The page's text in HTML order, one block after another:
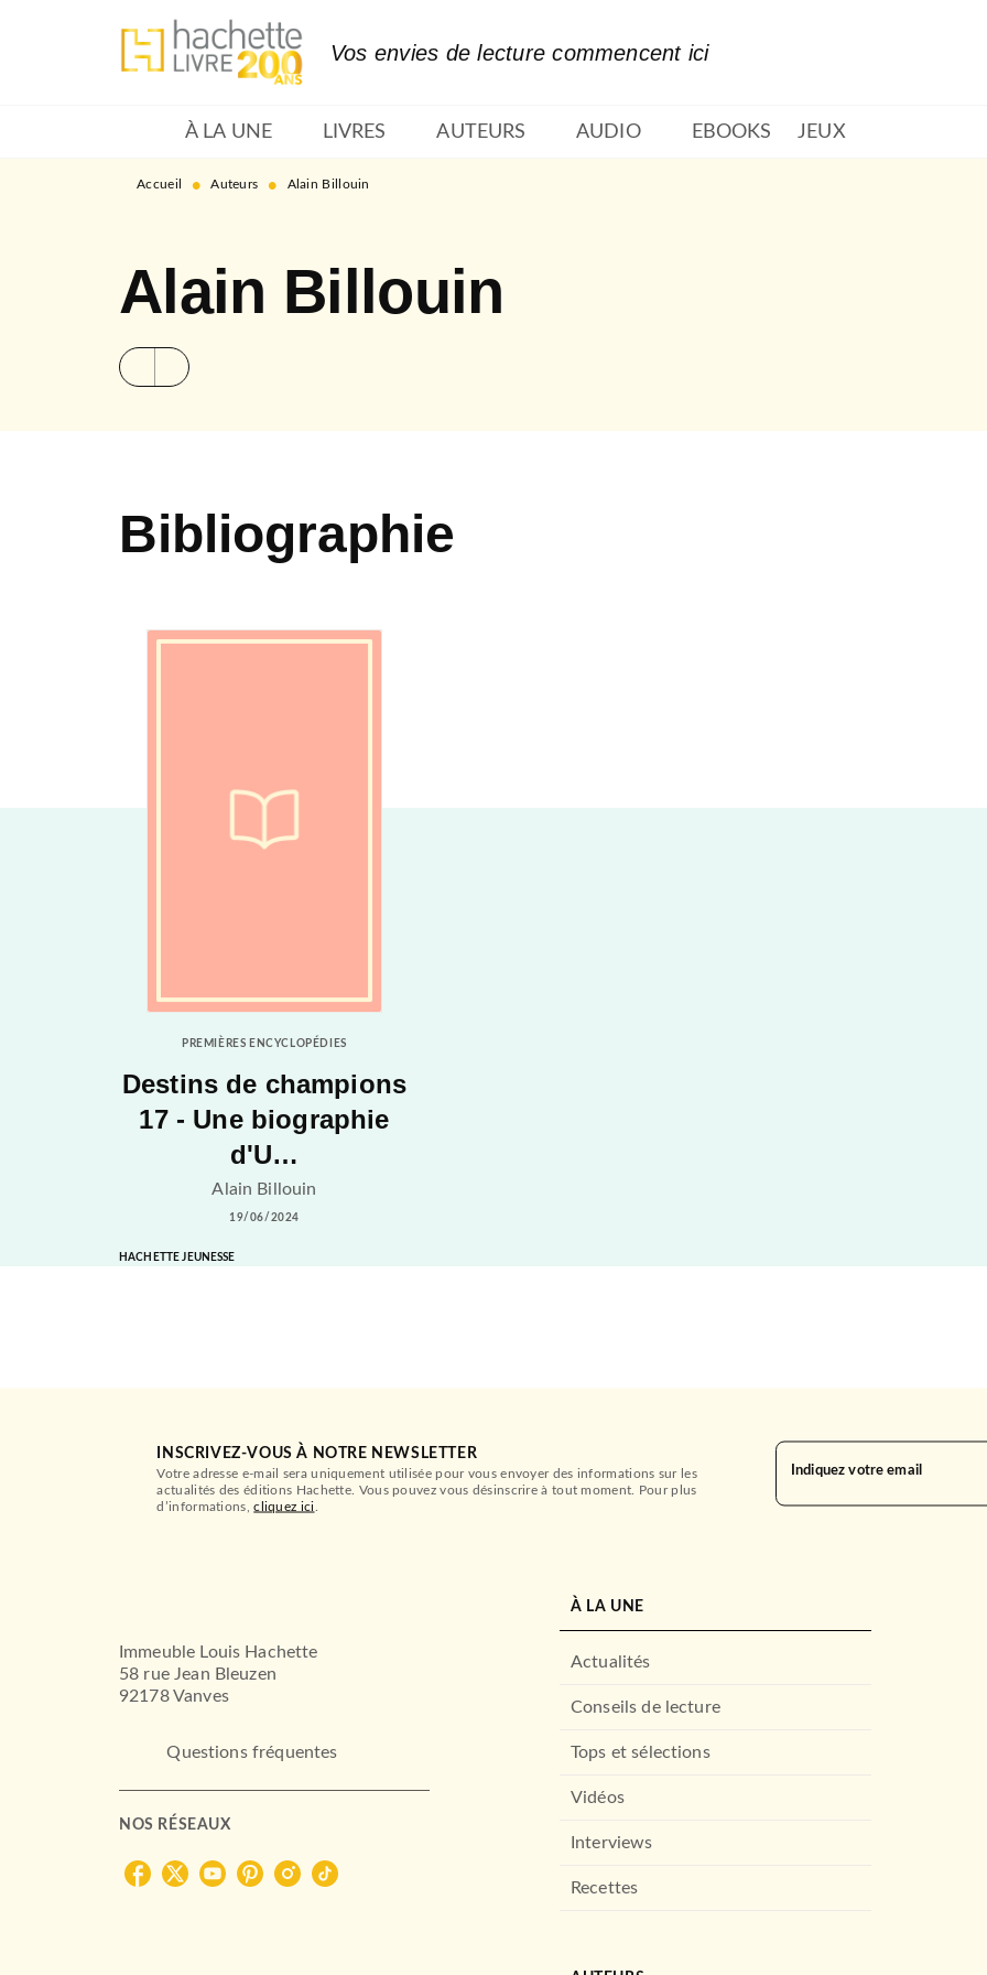
MENU RECHERCHE
Vos envies de lecture commencent ici
À LA UNE LIVRES AUTEURS AUDIO EBOOKS JEUX
Accueil • Auteurs • Alain Billouin
Alain Billouin
Bibliographie
PREMIÈRES ENCYCLOPÉDIES
Destins de champions
17 - Une biographie
d'U…
Alain Billouin
19/06/2024
HACHETTE JEUNESSE
INSCRIVEZ-VOUS À NOTRE NEWSLETTER
Votre adresse e-mail sera uniquement utilisée pour vous envoyer des informations sur les
actualités des éditions Hachette. Vous pouvez vous désinscrire à tout moment. Pour plus
d’informations,cliquez ici
Indiquez votre email
Immeuble Louis Hachette
58 rue Jean Bleuzen
92178 Vanves
Questions fréquentes
NOS RÉSEAUX
À LA UNE
Actualités
Conseils de lecture
Tops et sélections
Vidéos
Interviews
Recettes